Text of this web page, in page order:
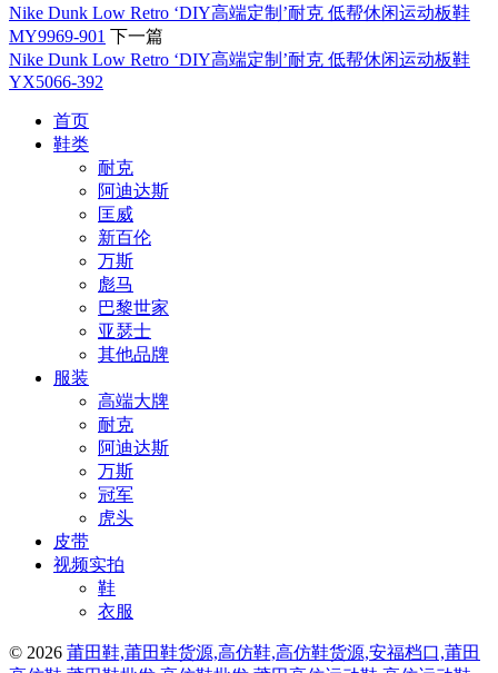
Nike Dunk Low Retro ‘DIY高端定制’耐克 低帮休闲运动板鞋
MY9969-901 下一篇
Nike Dunk Low Retro ‘DIY高端定制’耐克 低帮休闲运动板鞋
YX5066-392
首页
鞋类
耐克
阿迪达斯
匡威
新百伦
万斯
彪马
巴黎世家
亚瑟士
其他品牌
服装
高端大牌
耐克
阿迪达斯
万斯
冠军
虎头
皮带
视频实拍
鞋
衣服
© 2026 莆田鞋,莆田鞋货源,高仿鞋,高仿鞋货源,安福档口,莆田